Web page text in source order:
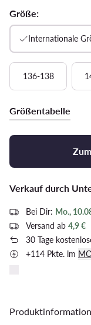
Größe:
Internationale
136-138
Größentabelle
Verkauf durch
Bei Dir: Mo.,
Versand ab 4,9 €
30 Tage
+114 Pkte. im